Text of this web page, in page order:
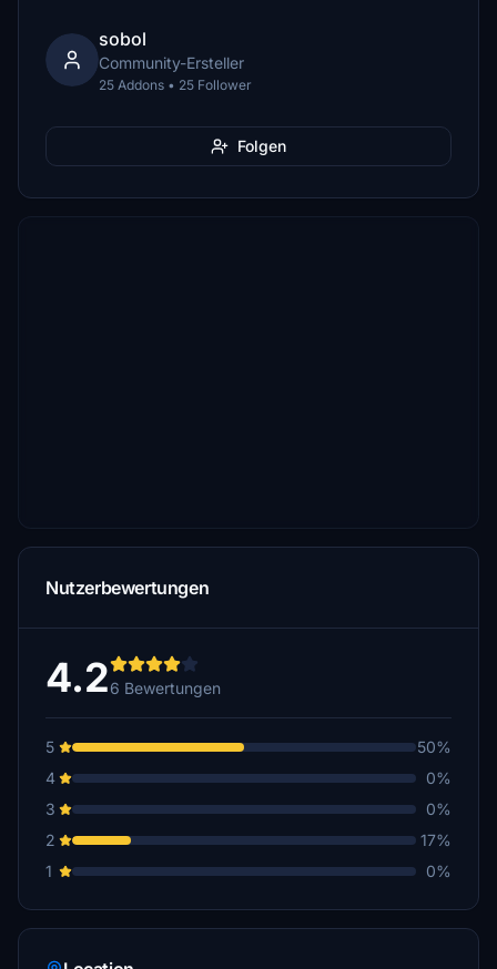
sobol
Community-Ersteller
25 Addons • 25 Follower
Folgen
Nutzerbewertungen
4.26 Bewertungen
5
50%
4
0%
3
0%
2
17%
1
0%